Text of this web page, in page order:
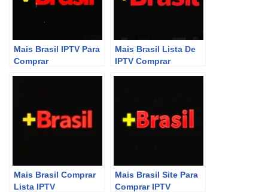
Mais Brasil IPTV Para
Comprar
Mais Brasil Lista De
IPTV Comprar
Mais Brasil Comprar
Lista IPTV
Mais Brasil Site Para
Comprar IPTV